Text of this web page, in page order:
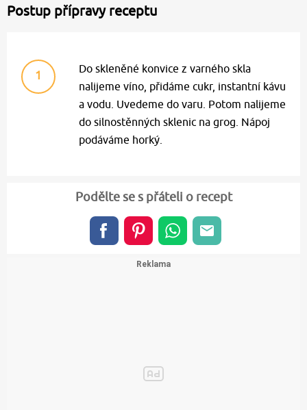
Postup přípravy receptu
1
Do skleněné konvice z varného skla
nalijeme víno, přidáme cukr, instantní kávu
a vodu. Uvedeme do varu. Potom nalijeme
do silnostěnných sklenic na grog. Nápoj
podáváme horký.
Podělte se s přáteli o recept